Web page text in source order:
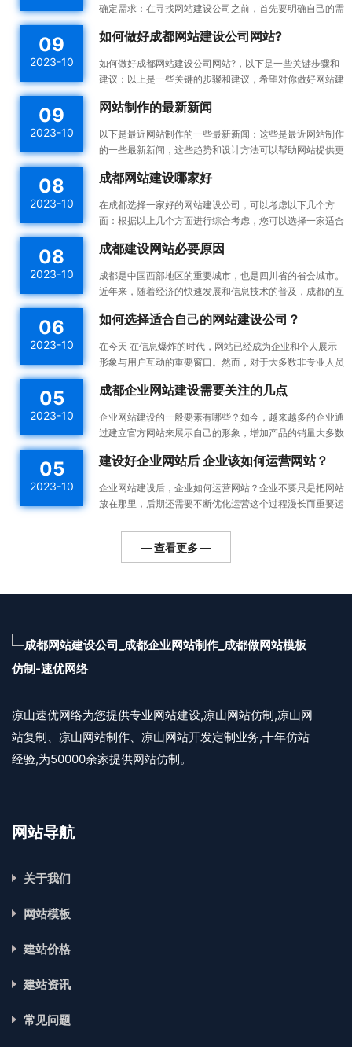
确定需求：在寻找网站建设公司之前，首先要明确自己的需
09
2023-10
如何做好成都网站建设公司网站?
如何做好成都网站建设公司网站?，以下是一些关键步骤和
建议：以上是一些关键的步骤和建议，希望对你做好网站建
你的...
09
2023-10
网站制作的最新新闻
以下是最近网站制作的一些最新新闻：这些是最近网站制作
的一些最新新闻，这些趋势和设计方法可以帮助网站提供更
计：...
08
2023-10
成都网站建设哪家好
在成都选择一家好的网站建设公司，可以考虑以下几个方
面：根据以上几个方面进行综合考虑，您可以选择一家适合
公司进...
08
2023-10
成都建设网站必要原因
成都是中国西部地区的重要城市，也是四川省的省会城市。
近年来，随着经济的快速发展和信息技术的普及，成都的互
引更...
06
2023-10
如何选择适合自己的网站建设公司？
在今天 在信息爆炸的时代，网站已经成为企业和个人展示
形象与用户互动的重要窗口。然而，对于大多数非专业人员
所以...
05
2023-10
成都企业网站建设需要关注的几点
企业网站建设的一般要素有哪些？如今，越来越多的企业通
过建立官方网站来展示自己的形象，增加产品的销量大多数
一件...
05
2023-10
建设好企业网站后 企业该如何运营网站？
企业网站建设后，企业如何运营网站？企业不要只是把网站
放在那里，后期还需要不断优化运营这个过程漫长而重要运
助更...
— 查看更多 —
凉山速优网络为您提供专业网站建设,凉山网站仿制,凉山网
站复制、凉山网站制作、凉山网站开发定制业务,十年仿站
经验,为50000余家提供网站仿制。
网站导航
关于我们
网站模板
建站价格
建站资讯
常见问题